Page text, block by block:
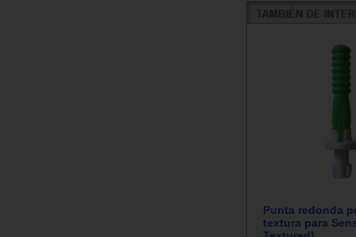
Punta redonda
textura para